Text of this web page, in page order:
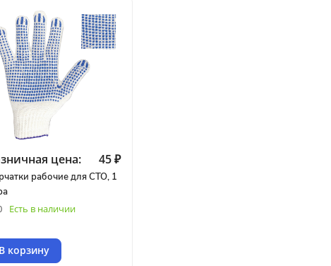
цена: 45 ₽
рабочие для СТО, 1
Есть в наличии
В корзину